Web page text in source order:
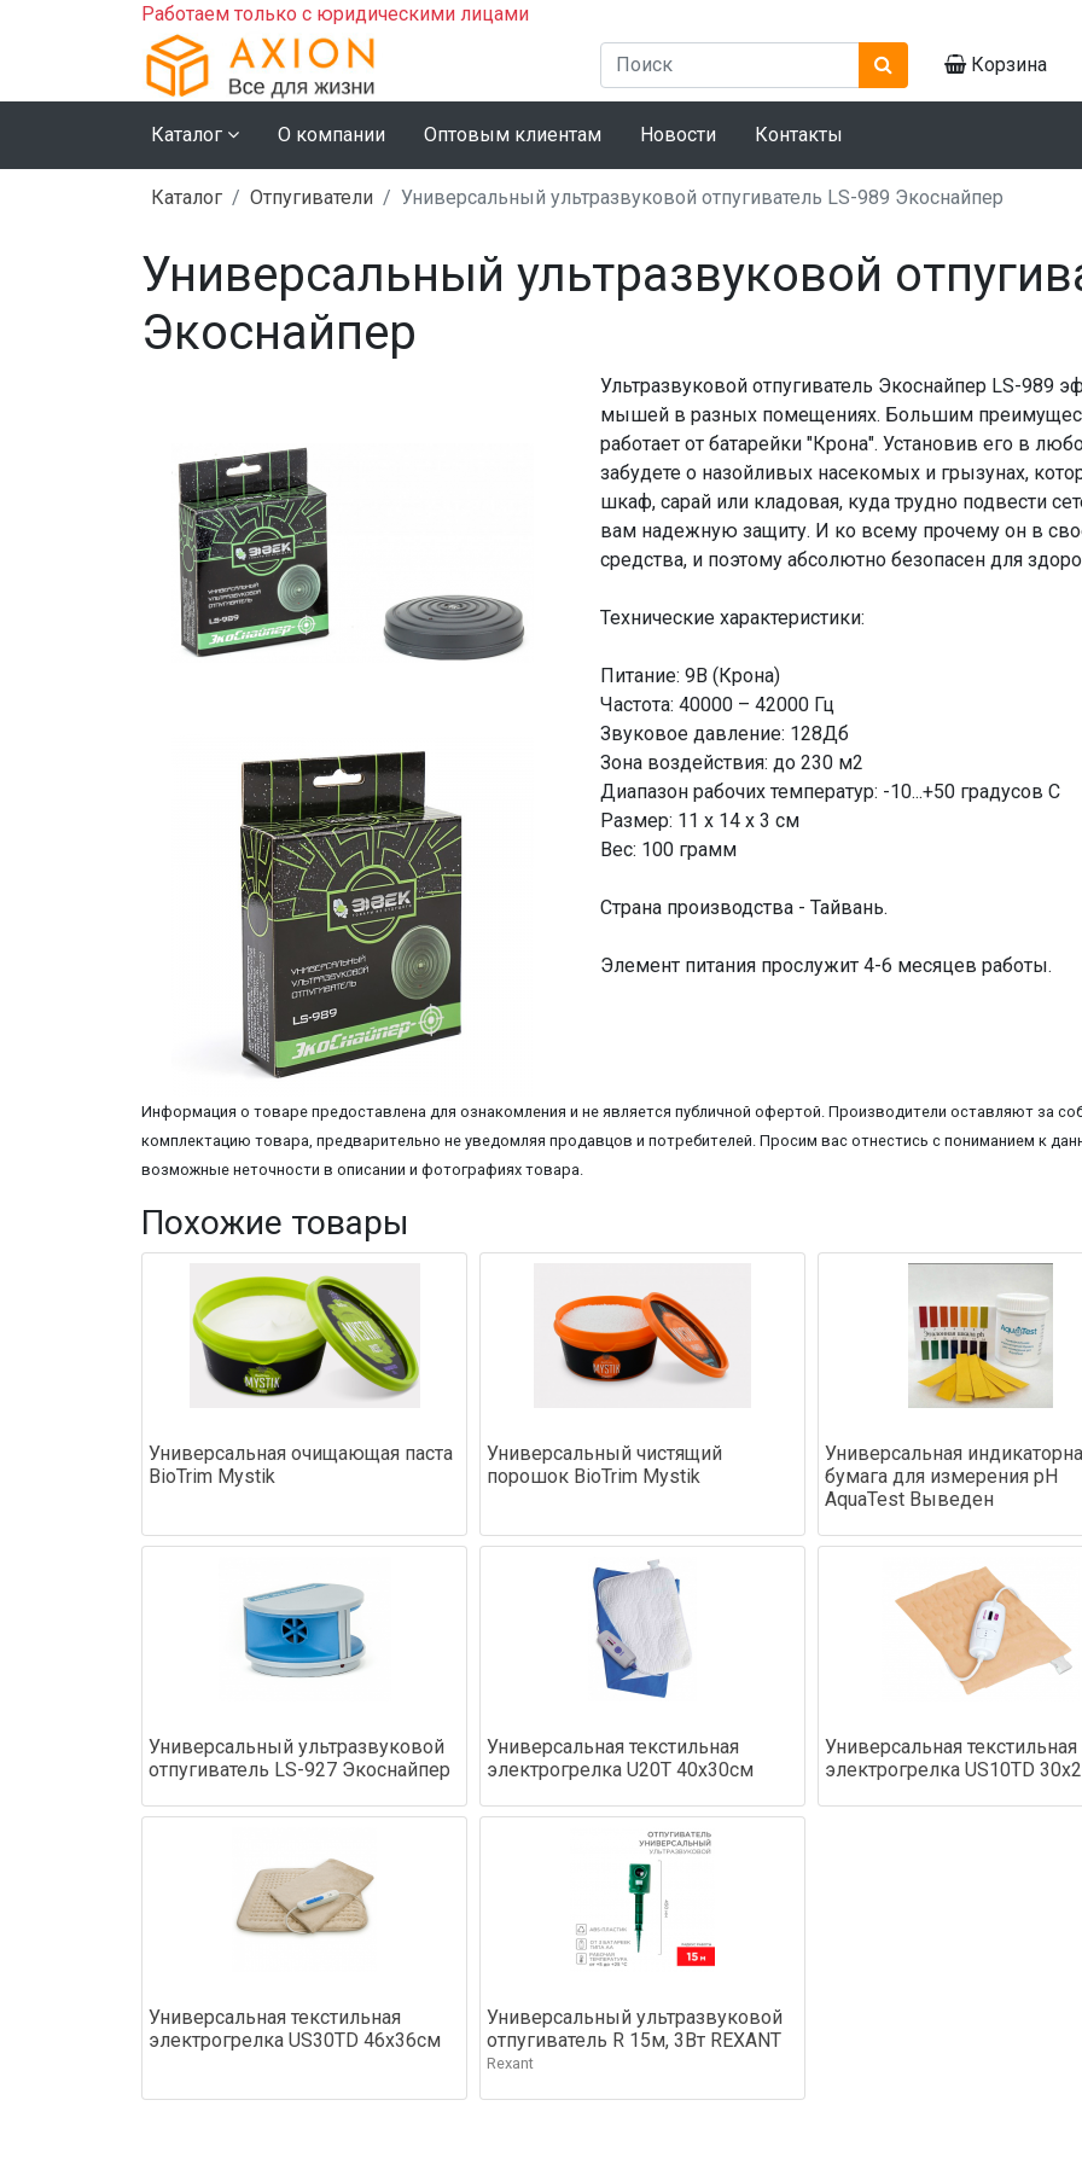
Работаем только с юридическими лицами
Корзина
Каталог О компании Оптовым клиентам Новости Контакты
Каталог Отпугиватели Универсальный ультразвуковой отпугиватель LS-989 Экоснайпер
Универсальный ультразвуковой
Экоснайпер
Ультразвуковой отпугиватель Экоснайпер LS-989
мышей в разных помещениях. Большим
работает от батарейки "Крона". Установив его в
забудете о назойливых насекомых и грызунах,
шкаф, сарай или кладовая, куда трудно подвести
вам надежную защиту. И ко всему прочему он в
средства, и поэтому абсолютно безопасен для
Технические характеристики:
Питание: 9В (Крона)
Частота: 40000 – 42000 Гц
Звуковое давление: 128Дб
Зона воздействия: до 230 м2
Диапазон рабочих температур: -10...+50 градусов С
Размер: 11 х 14 х 3 см
Вес: 100 грамм
Страна производства - Тайвань.
Элемент питания прослужит 4-6 месяцев работы.
Информация о товаре предоставлена для ознакомления и не является публичной офертой. Производители оставляют за
комплектацию товара, предварительно не уведомляя продавцов и потребителей. Просим вас отнестись с пониманием к
возможные неточности в описании и фотографиях товара.
Похожие товары
Универсальная очищающая паста
BioTrim Mystik
Универсальный чистящий
порошок BioTrim Mystik
Универсальная
бумага для измерения pH
AquaTest Выведен
Универсальный ультразвуковой
отпугиватель LS-927 Экоснайпер
Универсальная текстильная
электрогрелка U20T 40х30см
Универсальная текстильная
электрогрелка US10TD
Универсальная текстильная
электрогрелка US30TD 46х36см
Универсальный ультразвуковой
отпугиватель R 15м, 3Вт REXANT
Rexant